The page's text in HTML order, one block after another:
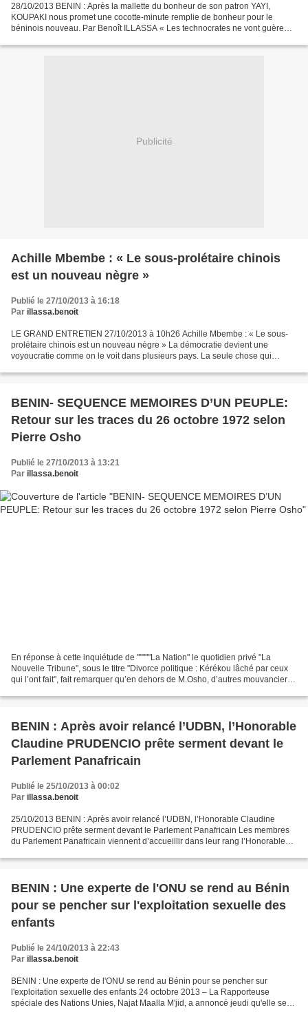
28/10/2013 BENIN : Après la mallette du bonheur de son patron YAYI,
KOUPAKI nous promet une cocotte-minute remplie de bonheur pour le
béninois nouveau. Par Benoît ILLASSA « Les technocrates ne vont guère
Publicité
Achille Mbembe : « Le sous-prolétaire chinois
est un nouveau nègre »
Publié le 27/10/2013 à 16:18
Par illassa.benoit
LE GRAND ENTRETIEN 27/10/2013 à 10h26 Achille Mbembe : « Le sous-
prolétaire chinois est un nouveau nègre » La démocratie devient une
voyoucratie comme on le voit dans plusieurs pays. La seule chose qui
BENIN- SEQUENCE MEMOIRES D’UN PEUPLE:
Retour sur les traces du 26 octobre 1972 selon
Pierre Osho
Publié le 27/10/2013 à 13:21
Par illassa.benoit
En réponse à cette inquiétude de """""La Nation" le quotidien privé "La
Nouvelle Tribune", sous le titre "Divorce politique : Kérékou lâché par ceux
qui l’ont fait", fait remarquer qu’en dehors de M.Osho, d’autres mouvanciers
BENIN : Après avoir relancé l’UDBN, l’Honorable
Claudine PRUDENCIO prête serment devant le
Parlement Panafricain
Publié le 25/10/2013 à 00:02
Par illassa.benoit
25/10/2013 BENIN : Après avoir relancé l’UDBN, l’Honorable Claudine
PRUDENCIO prête serment devant le Parlement Panafricain Les membres
du Parlement Panafricain viennent d’accueillir dans leur rang l’Honorable
BENIN : Une experte de l'ONU se rend au Bénin
pour se pencher sur l'exploitation sexuelle des
enfants
Publié le 24/10/2013 à 22:43
Par illassa.benoit
BENIN : Une experte de l'ONU se rend au Bénin pour se pencher sur
l'exploitation sexuelle des enfants 24 octobre 2013 – La Rapporteuse
spéciale des Nations Unies, Najat Maalla M'jid, a annoncé jeudi qu'elle se